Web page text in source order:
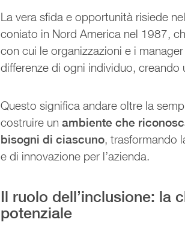
La vera sfida e opportunità risiede nel
coniato in Nord America nel 1987,
con cui le organizzazioni e i
differenze di ogni individuo, creando
Questo significa andare oltre la
costruire unambiente che
bisogni di ciascuno, trasformando
e di innovazione per l’azienda.
Il ruolo dell’inclusione: la
potenziale